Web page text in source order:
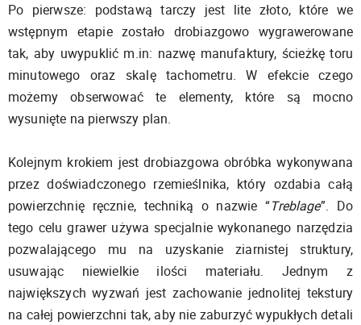
Po pierwsze: podstawą tarczy jest lite złoto, które we
wstępnym etapie zostało drobiazgowo wygrawerowane
tak, aby uwypuklić m.in: nazwę manufaktury, ścieżkę toru
minutowego oraz skalę tachometru. W efekcie czego
możemy obserwować te elementy, które są mocno
wysunięte na pierwszy plan.
Kolejnym krokiem jest drobiazgowa obróbka wykonywana
przez doświadczonego rzemieślnika, który ozdabia całą
powierzchnię ręcznie, techniką o nazwie “Treblage”. Do
tego celu grawer używa specjalnie wykonanego narzędzia
pozwalającego mu na uzyskanie ziarnistej struktury,
usuwając niewielkie ilości materiału. Jednym z
największych wyzwań jest zachowanie jednolitej tekstury
na całej powierzchni tak, aby nie zaburzyć wypukłych detali